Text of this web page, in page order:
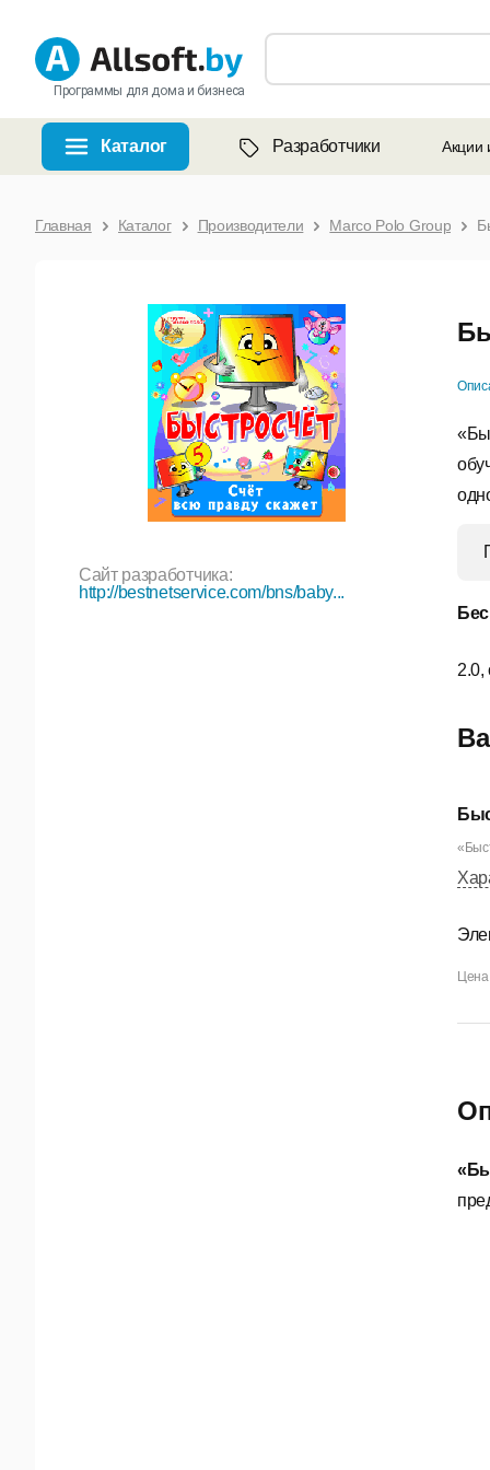
Программы для дома и бизнеса
Каталог Разработчики Акции
Главная Каталог Производители Marco Polo Group
Сайт разработчика:
http://bestnetservice.com/bns/baby...